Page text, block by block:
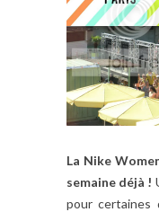
La Nike
semaine déjà !
pour certaines